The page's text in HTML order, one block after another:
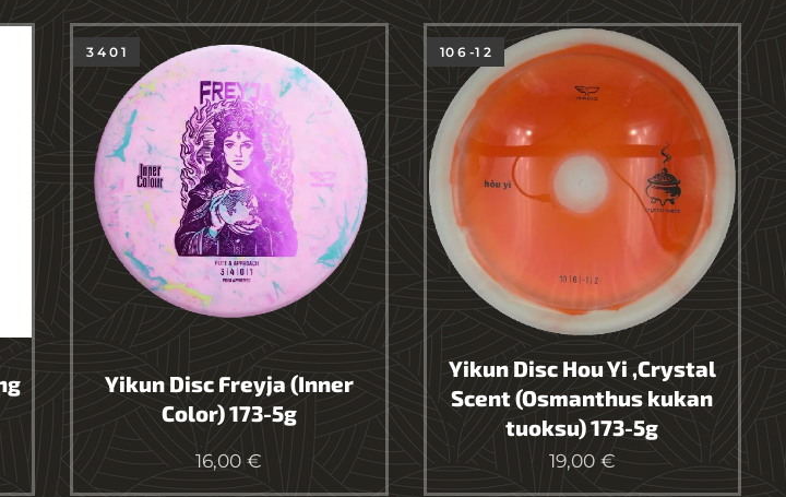
Yikun Disc Freyja (Inner
Color) 173-5g
3 4 0 1
16,00 €
Yikun Disc Hou Yi ,Crystal
Scent (Osmanthus kukan
tuoksu) 173-5g
10 6 -1 2
19,00€